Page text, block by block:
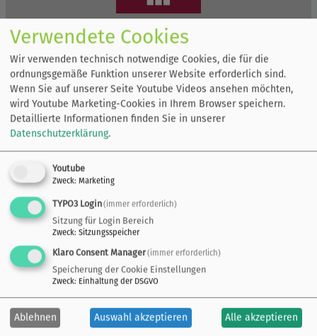
Verwendete Cookies
Wir verwenden technisch notwendige Cookies, die für die
ordnungsgemäße Funktion unserer Website erforderlich sind.
Wenn Sie auf unserer Seite Youtube Videos ansehen möchten,
wird Youtube Marketing-Cookies in Ihrem Browser speichern.
Detaillierte Informationen finden Sie in unserer
Datenschutzerklärung.
Youtube
Zweck: Marketing
TYPO3 Login(immer erforderlich)
Sitzung für Login Bereich
Zweck: Sitzungsspeicher
Klaro Consent Manager(immer erforderlich)
Speicherung der Cookie Einstellungen
Zweck: Einhaltung der DSGVO
Ablehnen Auswahl akzeptieren Alle akzeptieren